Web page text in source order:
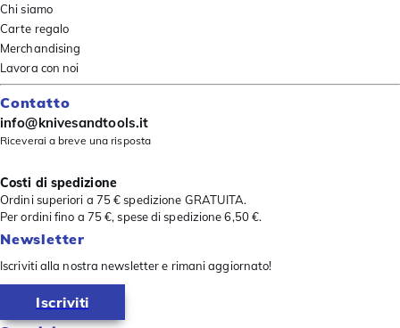
Chi siamo
Carte regalo
Merchandising
Lavora con noi
Contatto
info@knivesandtools.it
Riceverai a breve una risposta
Costi di spedizione
Ordini superiori a 75 € spedizione GRATUITA.
Per ordini fino a 75 €, spese di spedizione 6,50 €.
Newsletter
Iscriviti alla nostra newsletter e rimani aggiornato!
Iscriviti